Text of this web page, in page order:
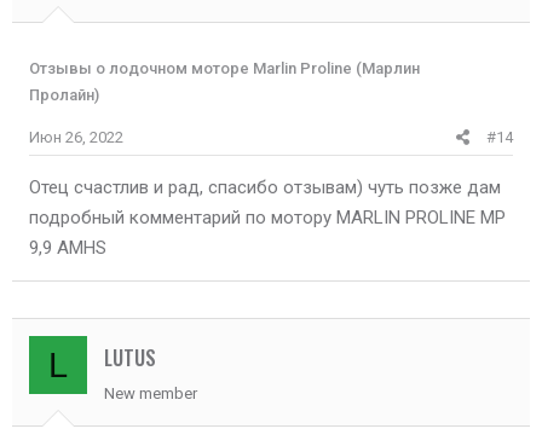
Отзывы о лодочном моторе Marlin Proline (Марлин
Пролайн)
Июн 26, 2022 #14
Отец счастлив и рад, спасибо отзывам) чуть позже дам
подробный комментарий по мотору MARLIN PROLINE MP
9,9 AMHS
L LUTUS
New member